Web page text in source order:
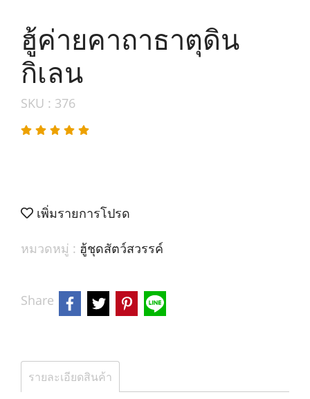
ฮู้ค่ายคาถาธาตุดิน
กิเลน
SKU : 376
เพิ่มรายการโปรด
หมวดหมู่ : ฮู้ชุดสัตว์สวรรค์
Share
รายละเอียดสินค้า